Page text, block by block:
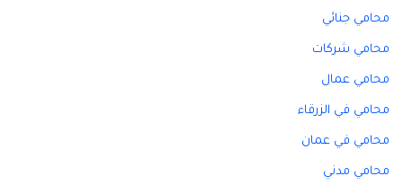
محامي جنائي
محامي شركات
محامي عمال
محامي في الزرقاء
محامي في عمان
محامي مدني